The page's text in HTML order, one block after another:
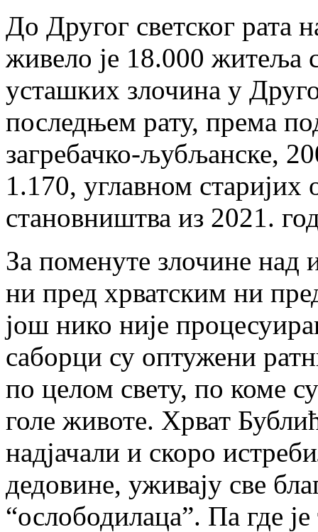
До Другог светског рата
живело је 18.000 житеља
усташких злочина у
последњем рату, према
загребачко-љубљанске,
1.170, углавном старијих
становништва из 2021.
За поменуте злочине
ни пред хрватским ни
још нико није
саборци су оптужени
по целом свету, по коме
голе животе. Хрват
надјачали и скоро
дедовине, уживају све
“ослободилаца”. Па где